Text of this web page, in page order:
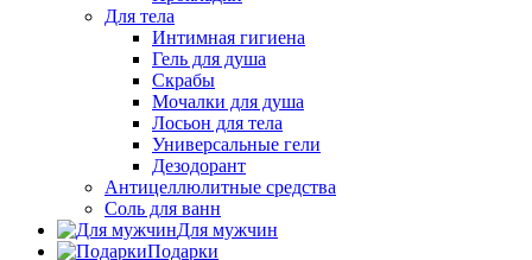
Для тела
Интимная гигиена
Гель для душа
Скрабы
Мочалки для душа
Лосьон для тела
Универсальные гели
Дезодорант
Антицеллюлитные средства
Соль для ванн
Для мужчин
Подарки